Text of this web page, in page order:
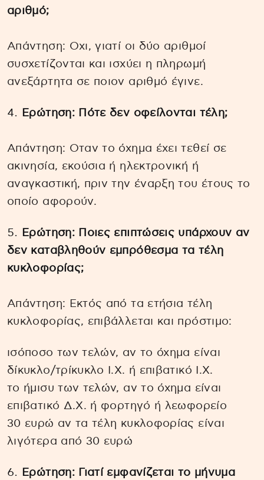
αριθμό;
Απάντηση: Οχι, γιατί οι δύο αριθμοί
συσχετίζονται και ισχύει η πληρωμή
ανεξάρτητα σε ποιον αριθμό έγινε.
Ερώτηση: Πότε δεν οφείλονται τέλη;
Απάντηση: Οταν το όχημα έχει τεθεί σε
ακινησία, εκούσια ή ηλεκτρονική ή
αναγκαστική, πριν την έναρξη του έτους το
οποίο αφορούν.
Ερώτηση: Ποιες επιπτώσεις υπάρχουν αν
δεν καταβληθούν εμπρόθεσμα τα τέλη
κυκλοφορίας;
Απάντηση: Εκτός από τα ετήσια τέλη
κυκλοφορίας, επιβάλλεται και πρόστιμο:
ισόποσο των τελών, αν το όχημα είναι
δίκυκλο/τρίκυκλο Ι.Χ. ή επιβατικό Ι.Χ.
το ήμισυ των τελών, αν το όχημα είναι
επιβατικό Δ.Χ. ή φορτηγό ή λεωφορείο
30 ευρώ αν τα τέλη κυκλοφορίας είναι
λιγότερα από 30 ευρώ
Ερώτηση: Γιατί εμφανίζεται το μήνυμα